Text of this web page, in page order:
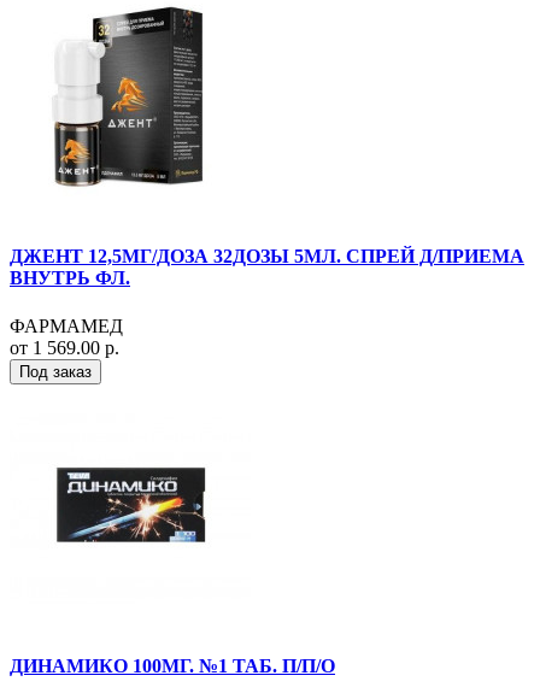
ДЖЕНТ 12,5МГ/ДОЗА 32ДОЗЫ 5МЛ. СПРЕЙ Д/ПРИЕМА
ВНУТРЬ ФЛ.
ФАРМАМЕД
от 1 569.00 р.
Под заказ
ДИНАМИКО 100МГ. №1 ТАБ. П/П/О